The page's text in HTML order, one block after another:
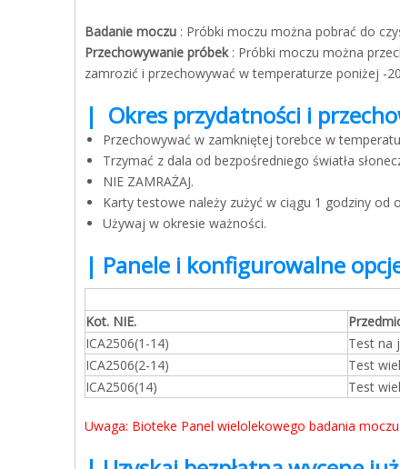
Badanie moczu : Próbki moczu można pobrać do
Przechowywanie próbek : Próbki moczu można
zamrozić i przechowywać w temperaturze poniżej -
| Okres przydatności i
Przechowywać w zamkniętej torebce w
Trzymać z dala od bezpośredniego światła
NIE ZAMRAŻAJ.
Karty testowe należy zużyć w ciągu 1 godziny od
Używaj w okresie ważności.
| Panele i konfigurowalne
Kot. NIE.
ICA2506(1-14)
Test na
ICA2506(2-14)
Test
ICA2506(14)
Test
Uwaga: Bioteke Panel wielolekowego badania